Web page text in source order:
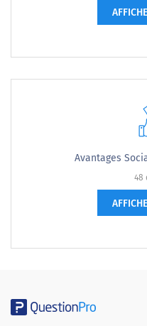
Avantages
48